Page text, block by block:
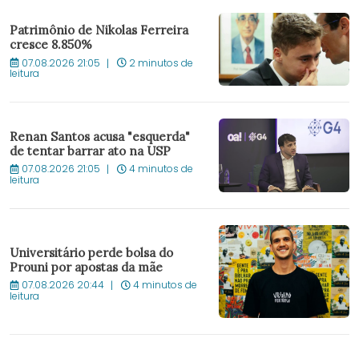
Patrimônio de Nikolas Ferreira
cresce 8.850%
07.08.2026 21:05 2 minutos de
leitura
Renan Santos acusa "esquerda"
de tentar barrar ato na USP
07.08.2026 21:05 4 minutos de
leitura
Universitário perde bolsa do
Prouni por apostas da mãe
07.08.2026 20:44 4 minutos de
leitura